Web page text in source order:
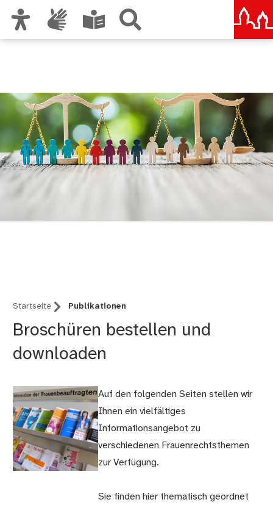
Startseite Publikationen
Broschüren bestellen und
downloaden
Auf den folgenden Seiten stellen wir
Ihnen ein vielfältiges
Informationsangebot zu
verschiedenen Frauenrechtsthemen
zur Verfügung.
Sie finden hier thematisch geordnet